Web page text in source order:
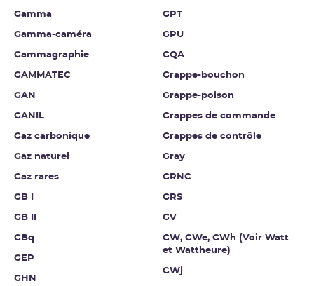
Gamma
Gamma-caméra
Gammagraphie
GAMMATEC
GAN
GANIL
Gaz carbonique
Gaz naturel
Gaz rares
GB I
GB II
GBq
GEP
GHN
GPT
GPU
GQA
Grappe-bouchon
Grappe-poison
Grappes de commande
Grappes de contrôle
Gray
GRNC
GRS
GV
GW, GWe, GWh (Voir Watt
et Wattheure)
GWj